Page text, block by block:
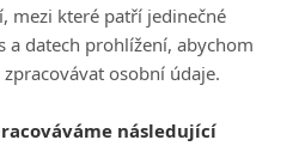
PŘIHLÁSIT
REGISTROVAT
, e-mailserialy@fandimefilmu.cz
mezi které patří jedinečné
a datech prohlížení, abychom
osobní údaje.
následující